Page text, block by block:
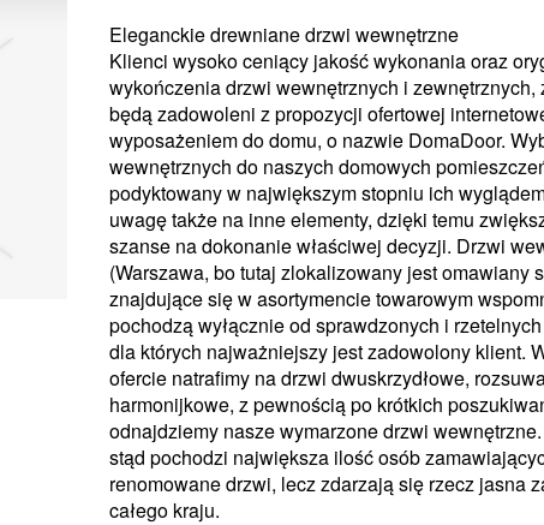
Eleganckie drewniane drzwi wewnętrzne
Klienci wysoko ceniący jakość wykonania oraz
wykończenia drzwi wewnętrznych i zewnętrznych,
będą zadowoleni z propozycji ofertowej
wyposażeniem do domu, o nazwie DomaDoor.
wewnętrznych do naszych domowych
podyktowany w największym stopniu ich
uwagę także na inne elementy, dzięki temu
szanse na dokonanie właściwej decyzji. Drzwi
(Warszawa, bo tutaj zlokalizowany jest omawiany
znajdujące się w asortymencie towarowym
pochodzą wyłącznie od sprawdzonych i
dla których najważniejszy jest zadowolony klient.
ofercie natrafimy na drzwi dwuskrzydłowe,
harmonijkowe, z pewnością po krótkich
odnajdziemy nasze wymarzone drzwi
stąd pochodzi największa ilość osób
renomowane drzwi, lecz zdarzają się rzecz jasna
całego kraju.